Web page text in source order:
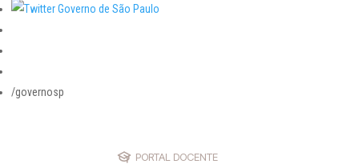
/governosp
PORTAL DOCENTE